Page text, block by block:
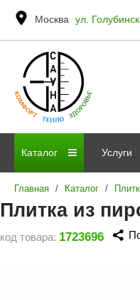
Москва ул.
Каталог
Дровяные печи
Электрические печи
Услуги
ИК сауны
Главная / Каталог /
Плитка из
код товара: 1723696